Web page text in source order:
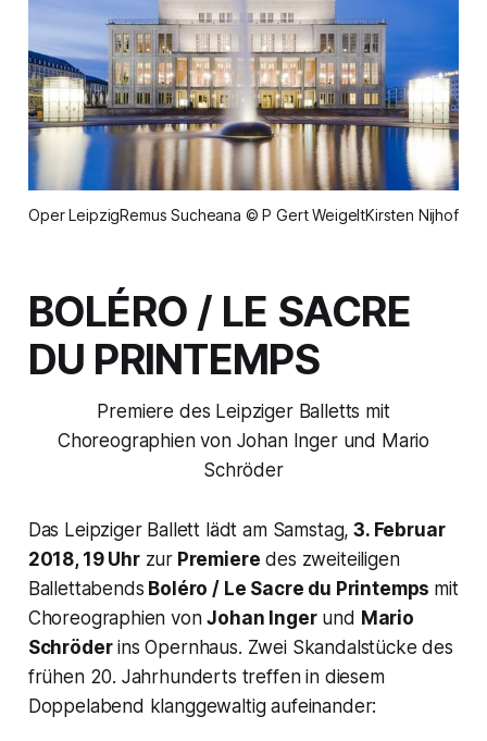
Oper LeipzigRemus Sucheana © P Gert WeigeltKirsten Nijhof
BOLÉRO / LE SACRE
DU PRINTEMPS
Premiere des Leipziger Balletts mit
Choreographien von Johan Inger und Mario
Schröder
Das Leipziger Ballett lädt am Samstag, 3. Februar
2018, 19 Uhrzur Premiere des zweiteiligen
Ballettabends Boléro / Le Sacre du Printemps mit
Choreographien vonJohan Ingerund Mario
Schröderins Opernhaus. Zwei Skandalstücke des
frühen 20. Jahrhunderts treffen in diesem
Doppelabend klanggewaltig aufeinander: